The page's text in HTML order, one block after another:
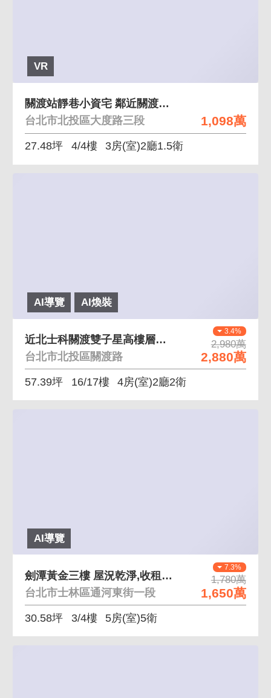
VR
1,098萬
關渡站靜巷小資宅 鄰近關渡站、靜巷住宅、環境清幽
台北市北投區大度路三段
27.48坪 4/4樓 3房(室)2廳1.5衛
AI導覽 AI煥裝
3.4%
2,980萬
2,880萬
近北士科關渡雙子星高樓層景觀房車 邊間美景使用空間
台北市北投區關渡路
57.39坪 16/17樓 4房(室)2廳2衛
AI導覽
7.3%
1,780萬
1,650萬
劍潭黃金三樓 屋況乾淨,收租抗通膨
台北市士林區通河東街一段
30.58坪 3/4樓 5房(室)5衛